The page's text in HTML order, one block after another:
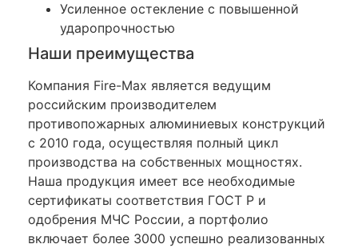
Усиленное остекление с повышенной
ударопрочностью
Наши преимущества
Компания Fire-Max является ведущим
российским производителем
противопожарных алюминиевых конструкций
с 2010 года, осуществляя полный цикл
производства на собственных мощностях.
Наша продукция имеет все необходимые
сертификаты соответствия ГОСТ Р и
одобрения МЧС России, а портфолио
включает более 3000 успешно реализованных